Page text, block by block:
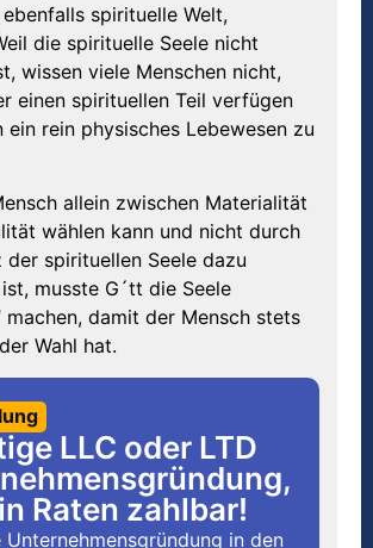
spirituelle Welt,
die spirituelle Seele nicht
wissen viele Menschen nicht,
einen spirituellen Teil verfügen
ein rein physisches Lebewesen zu
allein zwischen Materialität
wählen kann und nicht durch
der spirituellen Seele dazu
musste G´tt die Seele
machen, damit der Mensch stets
der Wahl hat.
LLC oder LTD
Raten zahlbar!
Unternehmensgründung in den